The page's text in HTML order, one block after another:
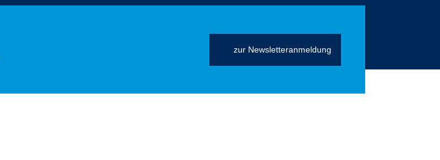
zur Newsletteranmeldung